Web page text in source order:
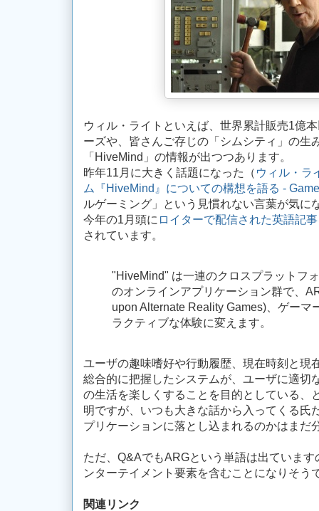
ウィル・ライトといえば、世界累計販売1億
ーズや、皆さんご存じの「シムシティ」の生
「HiveMind」の情報が出つつあります。
昨年11月に大きく話題になった（ ウィル・ラ
ム『HiveMind』についての構想を語る -
ルゲーミング」という見慣れない言葉が気に
今年の1月頭に ロイターで配信された英語記事
されています。
"HiveMind" は一連のクロスプラットフ
のオンラインアプリケーション群で、
upon Alternate Reality Games)、ゲーマ
ラクティブな体験に変えます。
ユーザの趣味嗜好や行動履歴、現在時刻と現
総合的に把握したシステムが、ユーザに適切
の生活を楽しくすることを目的としている、
明ですが、いつも大きな話から入ってくる氏
プリケーションに落とし込まれるのかはまだ
ただ、Q&AでもARGという単語は出ていま
ンターテイメント要素を含むことになりそう
関連リンク